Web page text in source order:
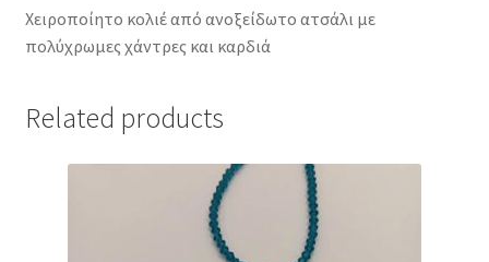
Χειροποίητο κολιέ από ανοξείδωτο ατσάλι με
πολύχρωμες χάντρες και καρδιά
Related products